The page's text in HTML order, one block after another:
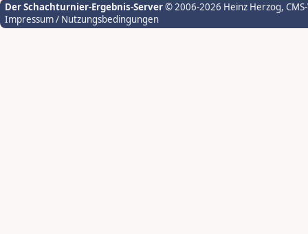
Der Schachturnier-Ergebnis-Server© 2006-2026 Heinz Herzog,
Impressum / Nutzungsbedingungen